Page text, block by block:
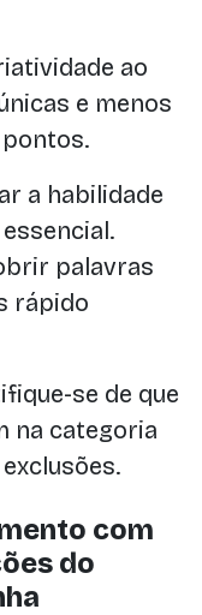
ao
e menos
a habilidade
palavras
rápido
se de que
na categoria
com
do